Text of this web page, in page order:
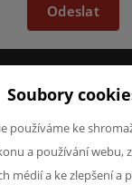
Odeslat
O nás
Kontakty
Soubory
používáme ke
a používání webu,
médií a ke zlepšení a